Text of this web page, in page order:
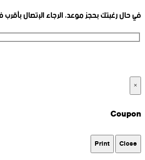
في حال رغبتك بحجز موعد، الرجاء الإتصال
×
Coupon
Close
Print